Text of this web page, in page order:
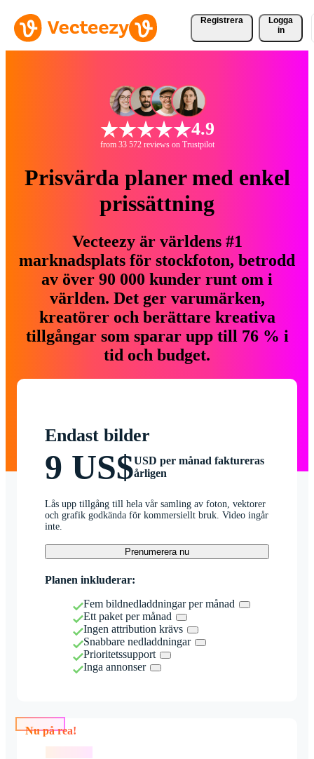
Registrera
Logga
in
4.9
from 33 572 reviews on Trustpilot
Prisvärda planer med enkel
prissättning
Vecteezy är världens #1
marknadsplats för stockfoton, betrodd
av över 90 000 kunder runt om i
världen. Det ger varumärken,
kreatörer och berättare kreativa
tillgångar som sparar upp till 76 % i
tid och budget.
Endast bilder
9 US$USD per månad faktureras
årligen
Lås upp tillgång till hela vår samling av foton, vektorer
och grafik godkända för kommersiellt bruk. Video ingår
inte.
Prenumerera nu
Planen inkluderar:
Fem bildnedladdningar per månad
Ett paket per månad
Ingen attribution krävs
Snabbare nedladdningar
Prioritetssupport
Inga annonser
Nu på rea!